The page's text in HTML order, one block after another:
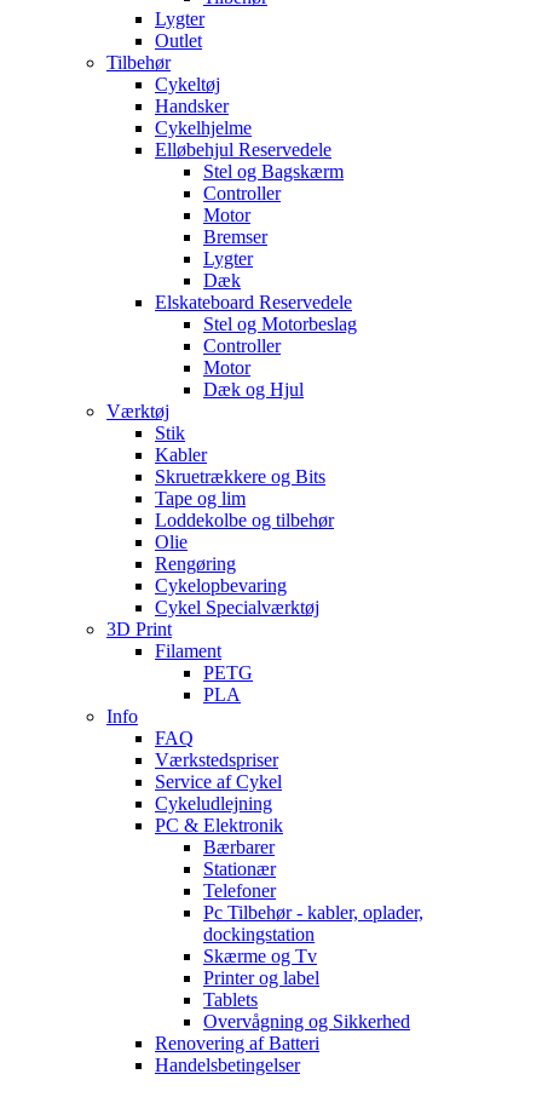
Lygter
Outlet
Tilbehør
Cykeltøj
Handsker
Cykelhjelme
Elløbehjul Reservedele
Stel og Bagskærm
Controller
Motor
Bremser
Lygter
Dæk
Elskateboard Reservedele
Stel og Motorbeslag
Controller
Motor
Dæk og Hjul
Værktøj
Stik
Kabler
Skruetrækkere og Bits
Tape og lim
Loddekolbe og tilbehør
Olie
Rengøring
Cykelopbevaring
Cykel Specialværktøj
3D Print
Filament
PETG
PLA
Info
FAQ
Værkstedspriser
Service af Cykel
Cykeludlejning
PC & Elektronik
Bærbarer
Stationær
Telefoner
Pc Tilbehør - kabler, oplader,
dockingstation
Skærme og Tv
Printer og label
Tablets
Overvågning og Sikkerhed
Renovering af Batteri
Handelsbetingelser